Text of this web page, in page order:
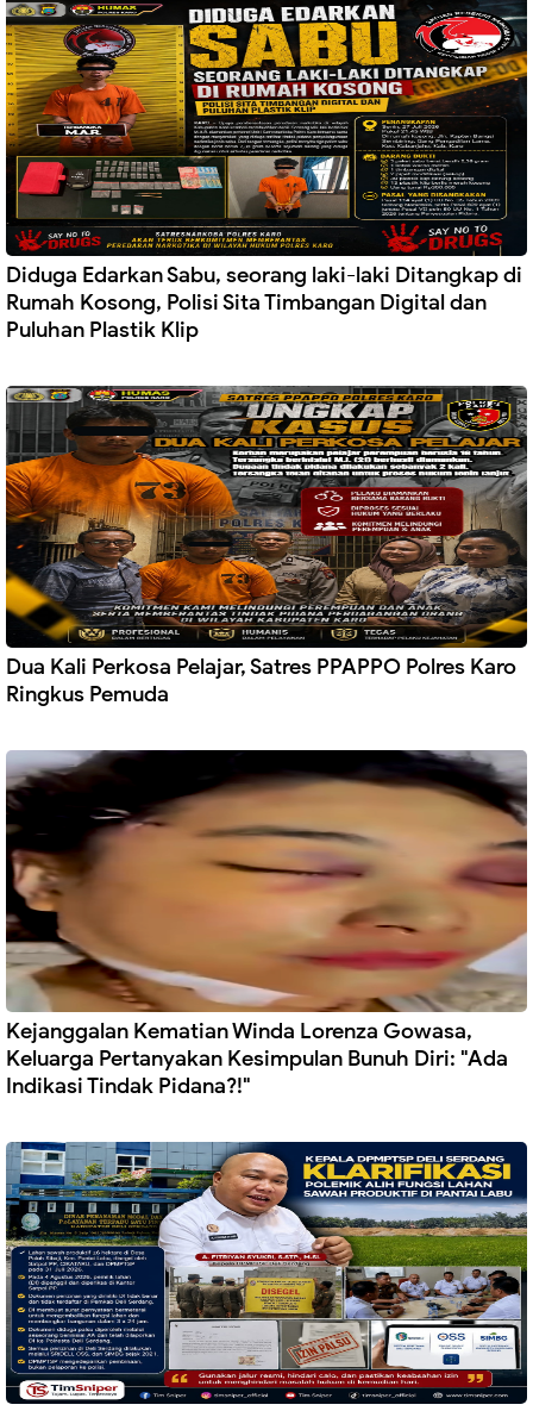
Diduga Edarkan Sabu, seorang laki-laki Ditangkap di
Rumah Kosong, Polisi Sita Timbangan Digital dan
Puluhan Plastik Klip
Dua Kali Perkosa Pelajar, Satres PPAPPO Polres Karo
Ringkus Pemuda
Kejanggalan Kematian Winda Lorenza Gowasa,
Keluarga Pertanyakan Kesimpulan Bunuh Diri: "Ada
Indikasi Tindak Pidana?!"